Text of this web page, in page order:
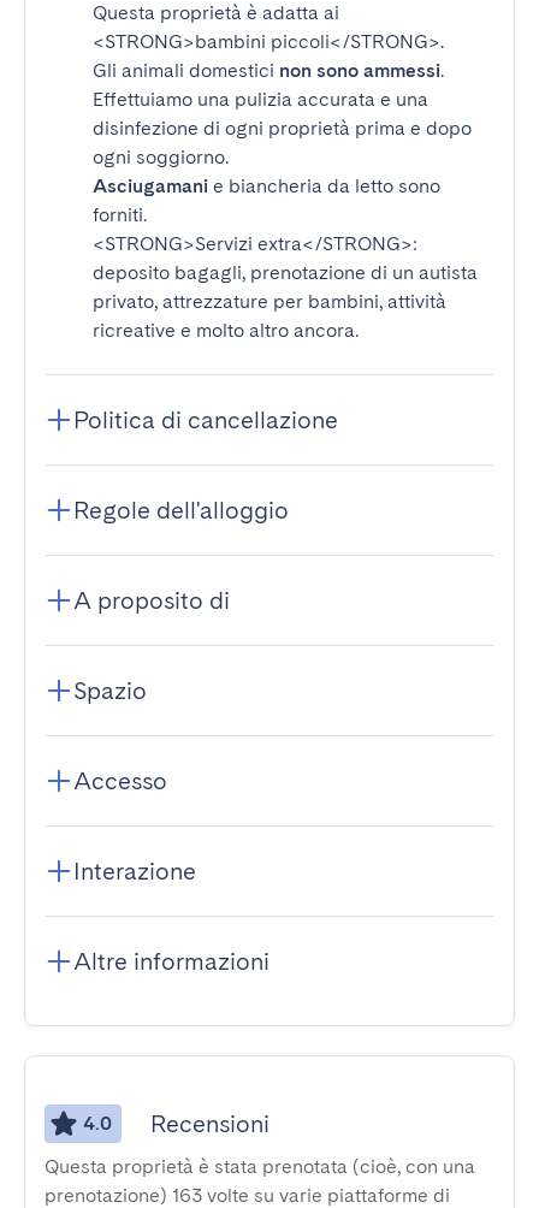
Questa proprietà è adatta ai
<STRONG>bambini piccoli</STRONG>.
Gli animali domestici non sono ammessi.
Effettuiamo una pulizia accurata e una
disinfezione di ogni proprietà prima e dopo
ogni soggiorno.
Asciugamani e biancheria da letto sono
forniti.
<STRONG>Servizi extra</STRONG>:
deposito bagagli, prenotazione di un autista
privato, attrezzature per bambini, attività
ricreative e molto altro ancora.
Politica di cancellazione
Regole dell'alloggio
A proposito di
Spazio
Accesso
Interazione
Altre informazioni
4.0 Recensioni
Questa proprietà è stata prenotata (cioè, con una
prenotazione) 163 volte su varie piattaforme di